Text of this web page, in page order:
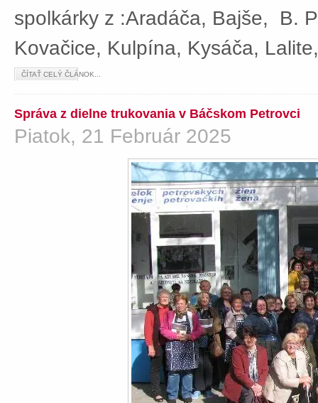
spolkárky z :Aradáča, Bajše, B.
Kovačice, Kulpína, Kysáča,
ČÍTAŤ CELÝ ČLÁNOK...
Správa z dielne trukovania v Báčskom Petrovci
Piatok, 21 Február 2025